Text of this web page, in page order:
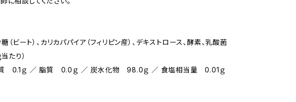
（ビート）、カリカパパイア（フィリピン産）、デキストロース、酵素、乳酸菌
たり）
0.1ｇ ／ 脂質 0.0ｇ ／ 炭水化物 98.0ｇ ／ 食塩相当量 0.01ｇ